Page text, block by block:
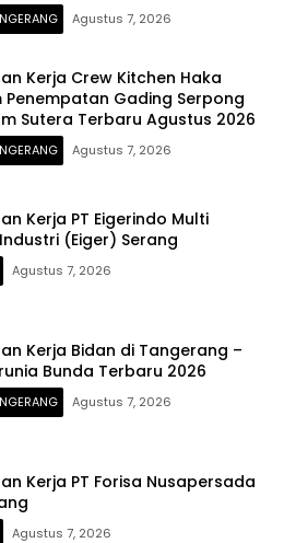
Agustus 7, 2026
Kerja Crew Kitchen Haka
Penempatan Gading Serpong
Sutera Terbaru Agustus 2026
Agustus 7, 2026
Kerja PT Eigerindo Multi
(Eiger) Serang
Agustus 7, 2026
Kerja Bidan di Tangerang –
Bunda Terbaru 2026
Agustus 7, 2026
Kerja PT Forisa Nusapersada
Agustus 7, 2026